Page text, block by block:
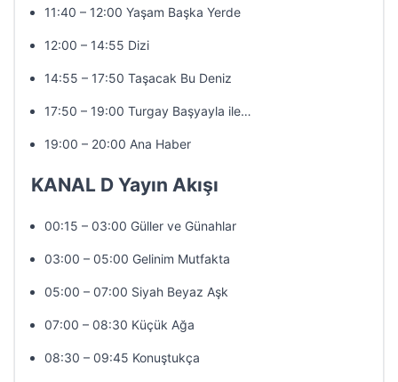
11:40 – 12:00 Yaşam Başka Yerde
12:00 – 14:55 Dizi
14:55 – 17:50 Taşacak Bu Deniz
17:50 – 19:00 Turgay Başyayla ile…
19:00 – 20:00 Ana Haber
KANAL D Yayın Akışı
00:15 – 03:00 Güller ve Günahlar
03:00 – 05:00 Gelinim Mutfakta
05:00 – 07:00 Siyah Beyaz Aşk
07:00 – 08:30 Küçük Ağa
08:30 – 09:45 Konuştukça